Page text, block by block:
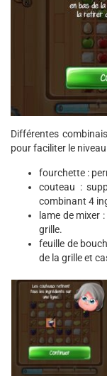
Différentes
pour faciliter le
fourchette :
couteau :
combinant 4
lame de mixer
grille.
feuille de
de la grille et